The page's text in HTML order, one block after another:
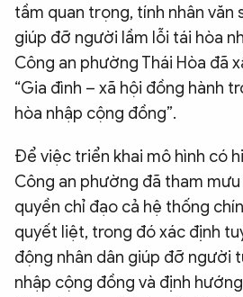
tầm quan trọng, tính nhân văn
giúp đỡ người lầm lỗi tái hòa
Công an phường Thái Hòa đã
“Gia đình – xã hội đồng hành
hòa nhập cộng đồng”.
Để việc triển khai mô hình có
Công an phường đã tham
quyền chỉ đạo cả hệ thống
quyết liệt, trong đó xác định
động nhân dân giúp đỡ người
nhập cộng đồng và định